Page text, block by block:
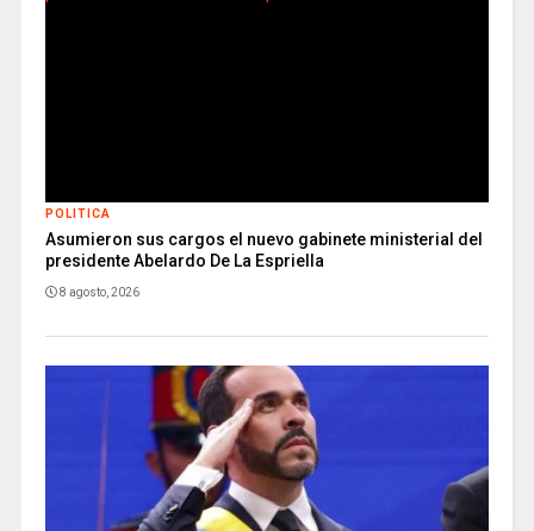
POLITICA
Asumieron sus cargos el nuevo gabinete ministerial del
presidente Abelardo De La Espriella
8 agosto, 2026